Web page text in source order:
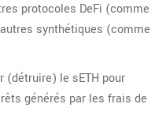
protocoles DeFi (comme
synthétiques (comme
le sETH pour
générés par les frais de